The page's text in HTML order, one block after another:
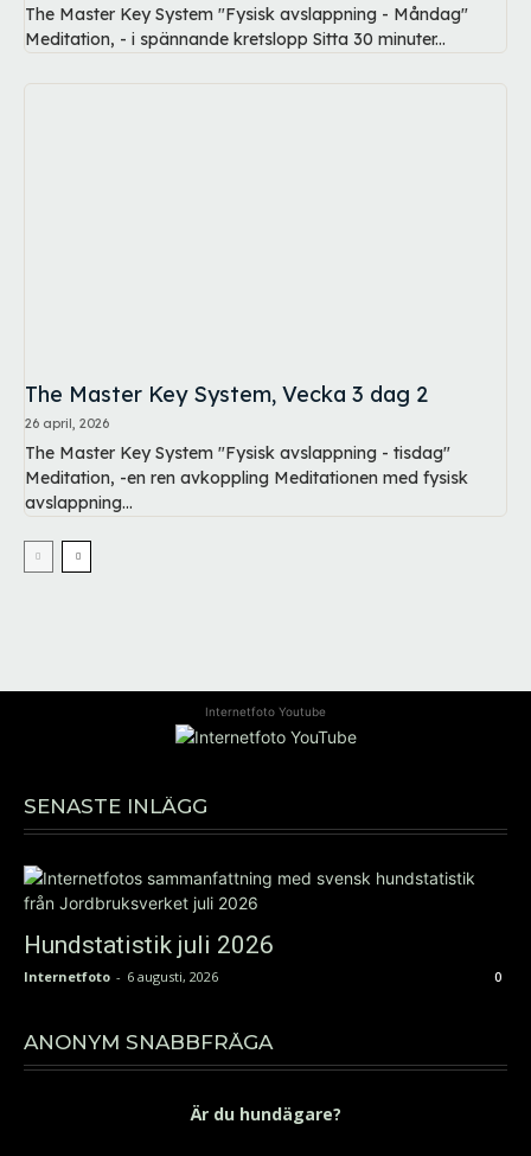
The Master Key System "Fysisk avslappning - Måndag"
Meditation, - i spännande kretslopp Sitta 30 minuter...
The Master Key System, Vecka 3 dag 2
26 april, 2026
The Master Key System "Fysisk avslappning - tisdag"
Meditation, -en ren avkoppling Meditationen med fysisk
avslappning...
Internetfoto Youtube
SENASTE INLÄGG
Hundstatistik juli 2026
Internetfoto - 6 augusti, 2026 0
ANONYM SNABBFRÅGA
Är du hundägare?